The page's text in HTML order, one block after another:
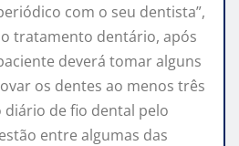
com o seu dentista”,
tratamento dentário, após
deverá tomar alguns
os dentes ao menos três
diário de fio dental pelo
entre algumas das